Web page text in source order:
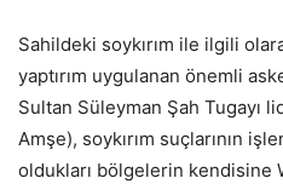
Sahildeki soykırım ile ilgili
yaptırım uygulanan önemli
Sultan Süleyman Şah Tugayı
Amşe), soykırım suçlarının
oldukları bölgelerin kendisine